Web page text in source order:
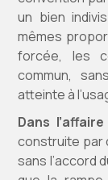
un bien
mêmes
forcée, les
commun,
atteinte à
Dans
construite par
sans l’accord